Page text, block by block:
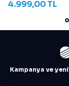
4.999,00TL
Kampanya ve